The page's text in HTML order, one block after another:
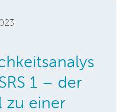
1 – der
zu einer